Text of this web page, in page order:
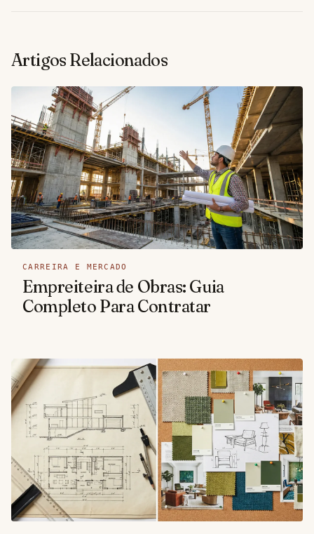
Artigos Relacionados
CARREIRA E MERCADO
Empreiteira de Obras: Guia
Completo Para Contratar